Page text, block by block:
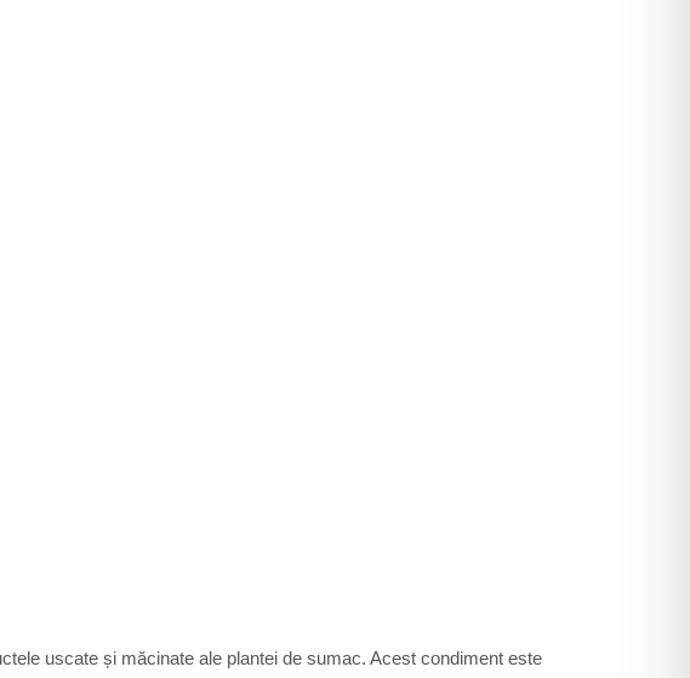
uscate și măcinate ale plantei de sumac. Acest condiment este